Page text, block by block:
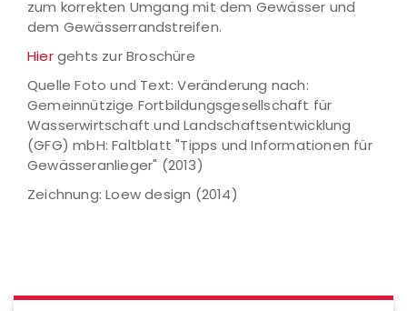
zum korrekten Umgang mit dem Gewässer und
dem Gewässerrandstreifen.
Hiergehts zur Broschüre
Quelle Foto und Text: Veränderung nach:
Gemeinnützige Fortbildungsgesellschaft für
Wasserwirtschaft und Landschaftsentwicklung
(GFG) mbH: Faltblatt "Tipps und Informationen für
Gewässeranlieger" (2013)
Zeichnung: Loew design (2014)